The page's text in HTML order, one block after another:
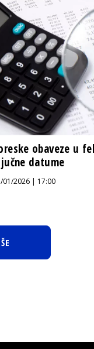
obaveze u
datume
01/2026 | 17:00